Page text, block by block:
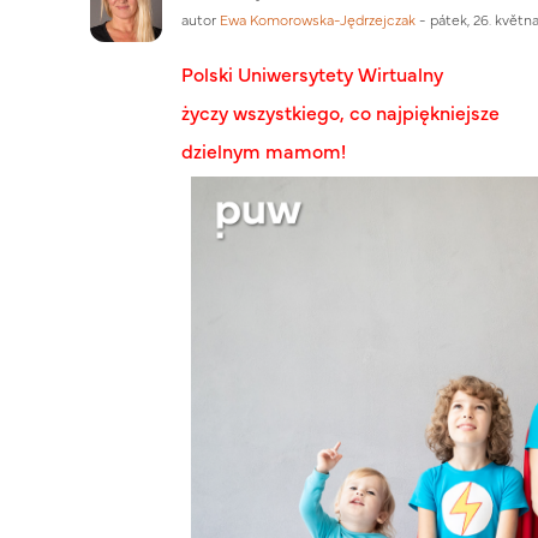
autor Ewa Komorowska-Jędrzejczak - pátek, 26.
Polski Uniwersytety Wirtualny
życzy wszystkiego, co najpiękniejsze
dzielnym mamom!